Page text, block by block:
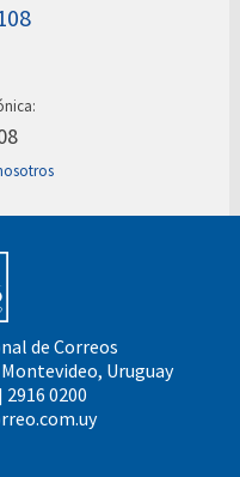
de Correos
Uruguay
0200